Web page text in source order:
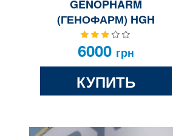
GENOPHARM
(ГЕНОФАРМ) HGH
SOMATROPIN 1 ФЛ Х
100ME
6000 грн
КУПИТЬ